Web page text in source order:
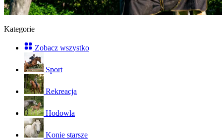
Kategorie
Zobacz wszystko
Sport
Rekreacja
Hodowla
Konie starsze